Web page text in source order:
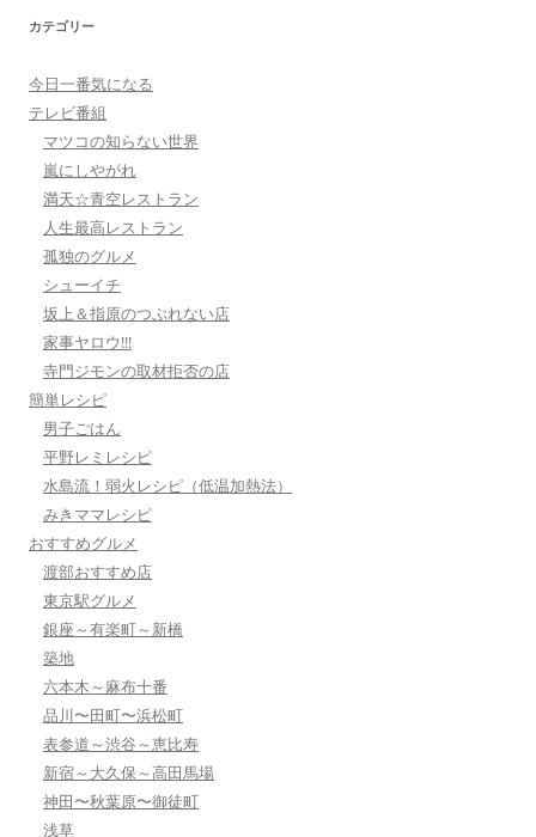
カテゴリー
今日一番気になる
テレビ番組
マツコの知らない世界
嵐にしやがれ
満天☆青空レストラン
人生最高レストラン
孤独のグルメ
シューイチ
坂上＆指原のつぶれない店
家事ヤロウ!!!
寺門ジモンの取材拒否の店
簡単レシピ
男子ごはん
平野レミレシピ
水島流！弱火レシピ（低温加熱法）
みきママレシピ
おすすめグルメ
渡部おすすめ店
東京駅グルメ
銀座～有楽町～新橋
築地
六本木～麻布十番
品川〜田町〜浜松町
表参道～渋谷～恵比寿
新宿～大久保～高田馬場
神田〜秋葉原〜御徒町
浅草